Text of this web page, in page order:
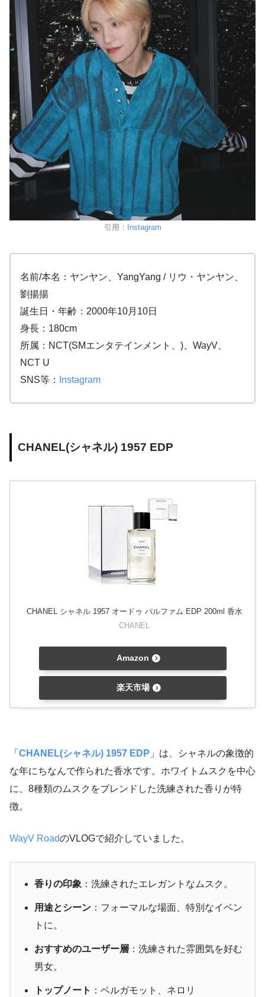
引用： Instagram
名前/本名：ヤンヤン、YangYang / リウ・ヤンヤン、
劉揚揚
誕生日・年齢：2000年10月10日
身長：180cm
所属：NCT(SMエンタテインメント、)、WayV、
NCT U
SNS等：
Instagram
CHANEL(シャネル) 1957 EDP
CHANEL シャネル 1957 オードゥ パルファム EDP 200ml 香水
CHANEL
Amazon
楽天市場
「 CHANEL(シャネル) 1957 EDP 」は、シャネルの象徴的
な年にちなんで作られた香水です。ホワイトムスクを中心
に、8種類のムスクをブレンドした洗練された香りが特
徴。
WayV RoadのVLOGで紹介していました。
香りの印象 ：洗練されたエレガントなムスク。
用途とシーン ：フォーマルな場面、特別なイベン
トに。
おすすめのユーザー層 ：洗練された雰囲気を好む
男女。
トップノート ：ベルガモット、ネロリ